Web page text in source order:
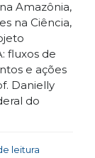
Amazônia,
na Ciência,
fluxos de
e ações
Danielly
do
leitura